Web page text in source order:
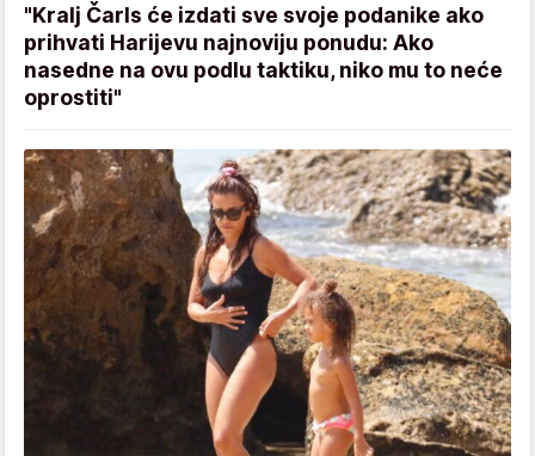
"Kralj Čarls će izdati sve svoje podanike ako
prihvati Harijevu najnoviju ponudu: Ako
nasedne na ovu podlu taktiku, niko mu to neće
oprostiti"